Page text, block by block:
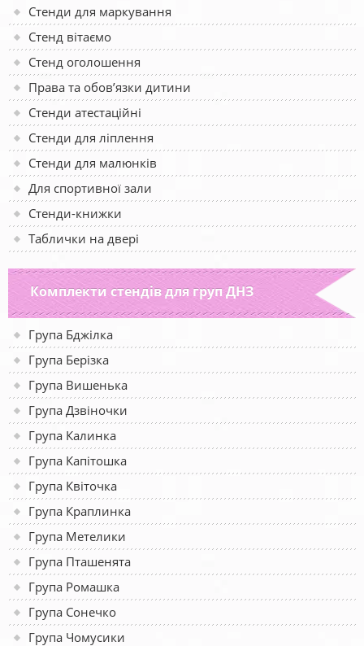
Стенди для маркування
Стенд вітаємо
Стенд оголошення
Права та обов’язки дитини
Стенди атестаційні
Стенди для ліплення
Стенди для малюнків
Для спортивної зали
Стенди-книжки
Таблички на двері
Комплекти стендів для груп ДНЗ
Група Бджілка
Група Берізка
Група Вишенька
Група Дзвіночки
Група Калинка
Група Капітошка
Група Квіточка
Група Краплинка
Група Метелики
Група Пташенята
Група Ромашка
Група Сонечко
Група Чомусики